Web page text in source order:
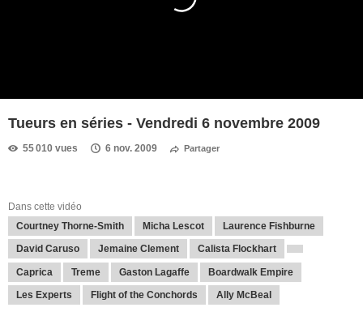
Tueurs en séries - Vendredi 6 novembre 2009
55 010 vues 6 nov. 2009 Partager
Dans cette vidéo
Courtney Thorne-Smith
Micha Lescot Laurence Fishburne
David Caruso Jemaine Clement Calista Flockhart
Caprica Treme Gaston Lagaffe Boardwalk Empire
Les Experts Flight of the Conchords Ally McBeal